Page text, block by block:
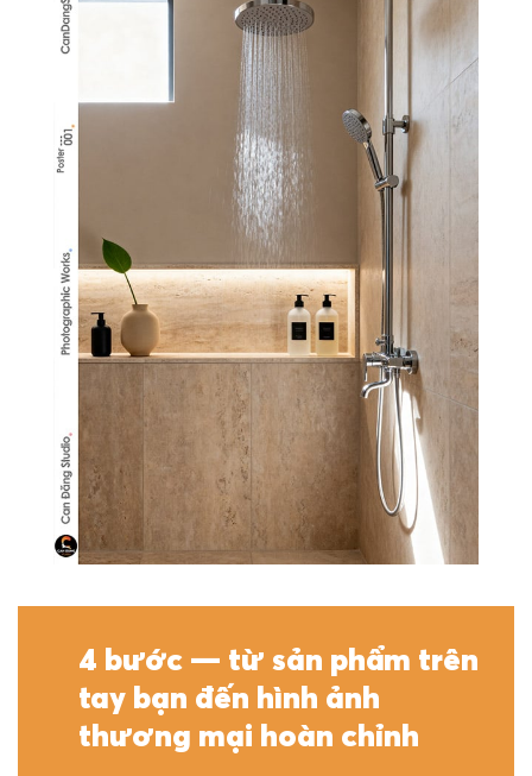
4 bước — từ sản phẩm trên
tay bạn đến hình ảnh
thương mại hoàn chỉnh